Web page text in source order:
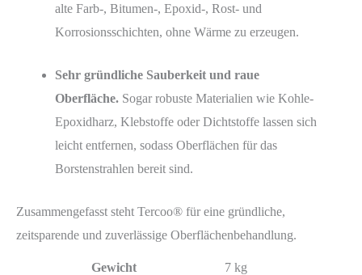
alte Farb-, Bitumen-, Epoxid-, Rost- und
Korrosionsschichten, ohne Wärme zu erzeugen.
Sehr gründliche Sauberkeit und raue
Oberfläche. Sogar robuste Materialien wie Kohle-
Epoxidharz, Klebstoffe oder Dichtstoffe lassen sich
leicht entfernen, sodass Oberflächen für das
Borstenstrahlen bereit sind.
Zusammengefasst steht Tercoo® für eine gründliche,
zeitsparende und zuverlässige Oberflächenbehandlung.
Gewicht 7 kg